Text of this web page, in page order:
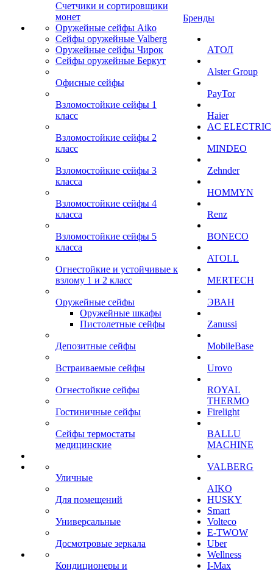
Счетчики и сортировщики
монет
Оружейные сейфы Aiko
Сейфы оружейные Valberg
Оружейные сейфы Чирок
Сейфы оружейные Беркут
Офисные сейфы
Взломостойкие сейфы 1
класс
Взломостойкие сейфы 2
класс
Взломостойкие сейфы 3
класса
Взломостойкие сейфы 4
класса
Взломостойкие сейфы 5
класса
Огнестойкие и устойчивые к
взлому 1 и 2 класс
Оружейные сейфы
Оружейные шкафы
Пистолетные сейфы
Депозитные сейфы
Встраиваемые сейфы
Огнестойкие сейфы
Гостиничные сейфы
Сейфы термостаты
медицинские
Уличные
Для помещений
Универсальные
Досмотровые зеркала
Кондиционеры и
Бренды
АТОЛ
Alster Group
PayTor
Haier
AC ELECTRIC
MINDEO
Zehnder
HOMMYN
Renz
BONECO
ATOLL
MERTECH
ЭВАН
Zanussi
MobileBase
Urovo
ROYAL
THERMO
Firelight
BALLU
MACHINE
VALBERG
AIKO
HUSKY
Smart
Volteco
E-TWOW
Uber
Wellness
I-Max